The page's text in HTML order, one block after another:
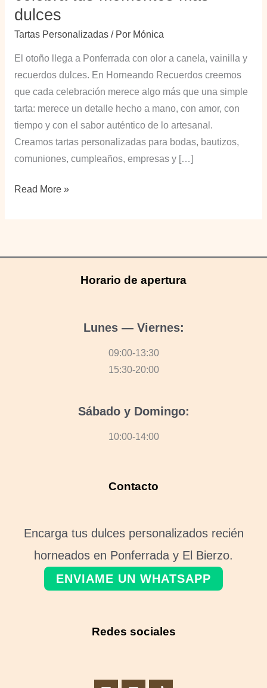
dulces
Tartas Personalizadas/ Por Mónica
El otoño llega a Ponferrada con olor a canela, vainilla y
recuerdos dulces. En Horneando Recuerdos creemos
que cada celebración merece algo más que una simple
tarta: merece un detalle hecho a mano, con amor, con
tiempo y con el sabor auténtico de lo artesanal.
Creamos tartas personalizadas para bodas, bautizos,
comuniones, cumpleaños, empresas y […]
Tartas
en
Read More »
Horario de apertura
Lunes — Viernes:
09:00-13:30
15:30-20:00
Sábado y Domingo:
10:00-14:00
Contacto
Encarga tus dulces personalizados recién
horneados en Ponferrada y El Bierzo.
ENVIAME UN WHATSAPP
Redes sociales